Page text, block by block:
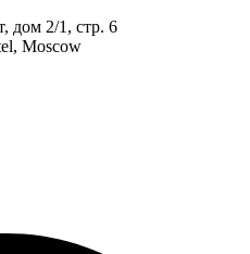
дом 2/1, стр. 6
Moscow